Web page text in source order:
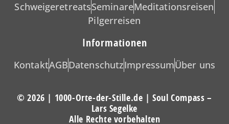
SchweigeretreatsSeminareMeditationsreisen
Pilgerreisen
Informationen
KontaktAGBDatenschutzImpressumÜber uns
© 2026 | 1000-Orte-der-Stille.de | Soul Compass –
Lars Segelke
Alle Rechte vorbehalten